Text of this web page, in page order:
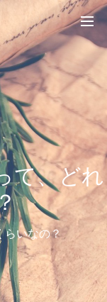
て、どれ
らいなの？